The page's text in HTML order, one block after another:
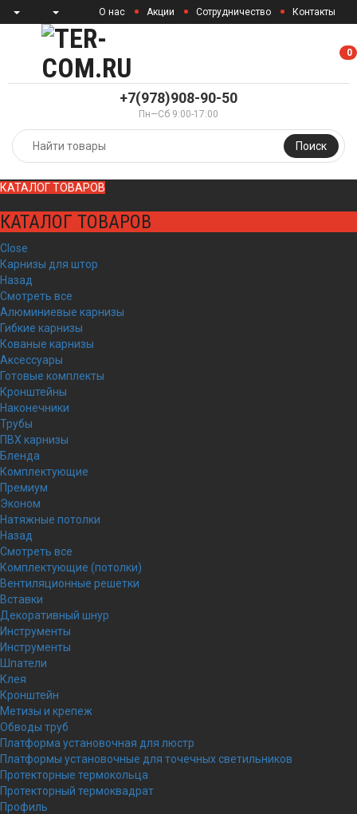
О нас Акции Сотрудничество Контакты
+7(978)908-90-50
Пн—Сб 9:00-17:00
Поиск
00
КАТАЛОГ ТОВАРОВ
КАТАЛОГ ТОВАРОВ
Close
Карнизы для штор
Назад
Смотреть все
Алюминиевые карнизы
Гибкие карнизы
Кованые карнизы
Аксессуары
Готовые комплекты
Кронштейны
Наконечники
Трубы
ПВХ карнизы
Бленда
Комплектующие
Премиум
Эконом
Натяжные потолки
Назад
Смотреть все
Комплектующие (потолки)
Вентиляционные решетки
Вставки
Декоративный шнур
Инструменты
Инструменты
Шпатели
Клея
Кронштейн
Метизы и крепеж
Обводы труб
Платформа установочная для люстр
Платформы установочные для точечных светильников
Протекторные термокольца
Протекторный термоквадрат
Профиль